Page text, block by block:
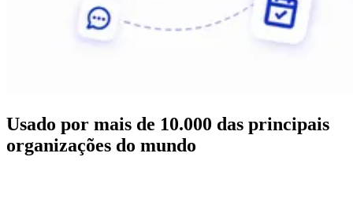
Usado por mais de 10.000 das principais
organizações do mundo